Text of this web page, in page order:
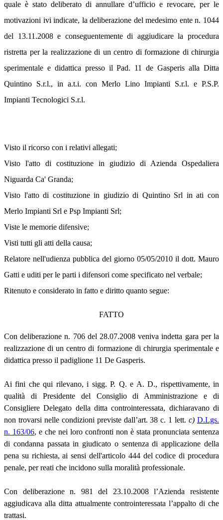
quale è stato deliberato di annullare d’ufficio e revocare, per le
motivazioni ivi indicate, la deliberazione del medesimo ente n. 1044
del 13.11.2008 e conseguentemente di aggiudicare la procedura
ristretta per la realizzazione di un centro di formazione di chirurgia
sperimentale e didattica presso il Pad. 11 de Gasperis alla Ditta
Quintino S.r.l., in a.t.i. con Merlo Lino Impianti S.r.l. e P.S.P.
Impianti Tecnologici S.r.l.
Visto il ricorso con i relativi allegati;
Visto l'atto di costituzione in giudizio di Azienda Ospedaliera
Niguarda Ca' Granda;
Visto l'atto di costituzione in giudizio di Quintino Srl in ati con
Merlo Impianti Srl e Psp Impianti Srl;
Viste le memorie difensive;
Visti tutti gli atti della causa;
Relatore nell'udienza pubblica del giorno 05/05/2010 il dott. Mauro
Gatti e uditi per le parti i difensori come specificato nel verbale;
Ritenuto e considerato in fatto e diritto quanto segue:
FATTO
Con deliberazione n. 706 del 28.07.2008 veniva indetta gara per la
realizzazione di un centro di formazione di chirurgia sperimentale e
didattica presso il padiglione 11 De Gasperis.
Ai fini che qui rilevano, i sigg. P. Q. e A. D., rispettivamente, in
qualità di Presidente del Consiglio di Amministrazione e di
Consigliere Delegato della ditta controinteressata, dichiaravano di
non trovarsi nelle condizioni previste dall’art. 38 c. 1 lett.c) D.Lgs.
n. 163/06, e che nei loro confronti non è stata pronunciata sentenza
di condanna passata in giudicato o sentenza di applicazione della
pena su richiesta, ai sensi dell'articolo 444 del codice di procedura
penale, per reati che incidono sulla moralità professionale.
Con deliberazione n. 981 del 23.10.2008 l’Azienda resistente
aggiudicava alla ditta attualmente controinteressata l’appalto di che
trattasi.